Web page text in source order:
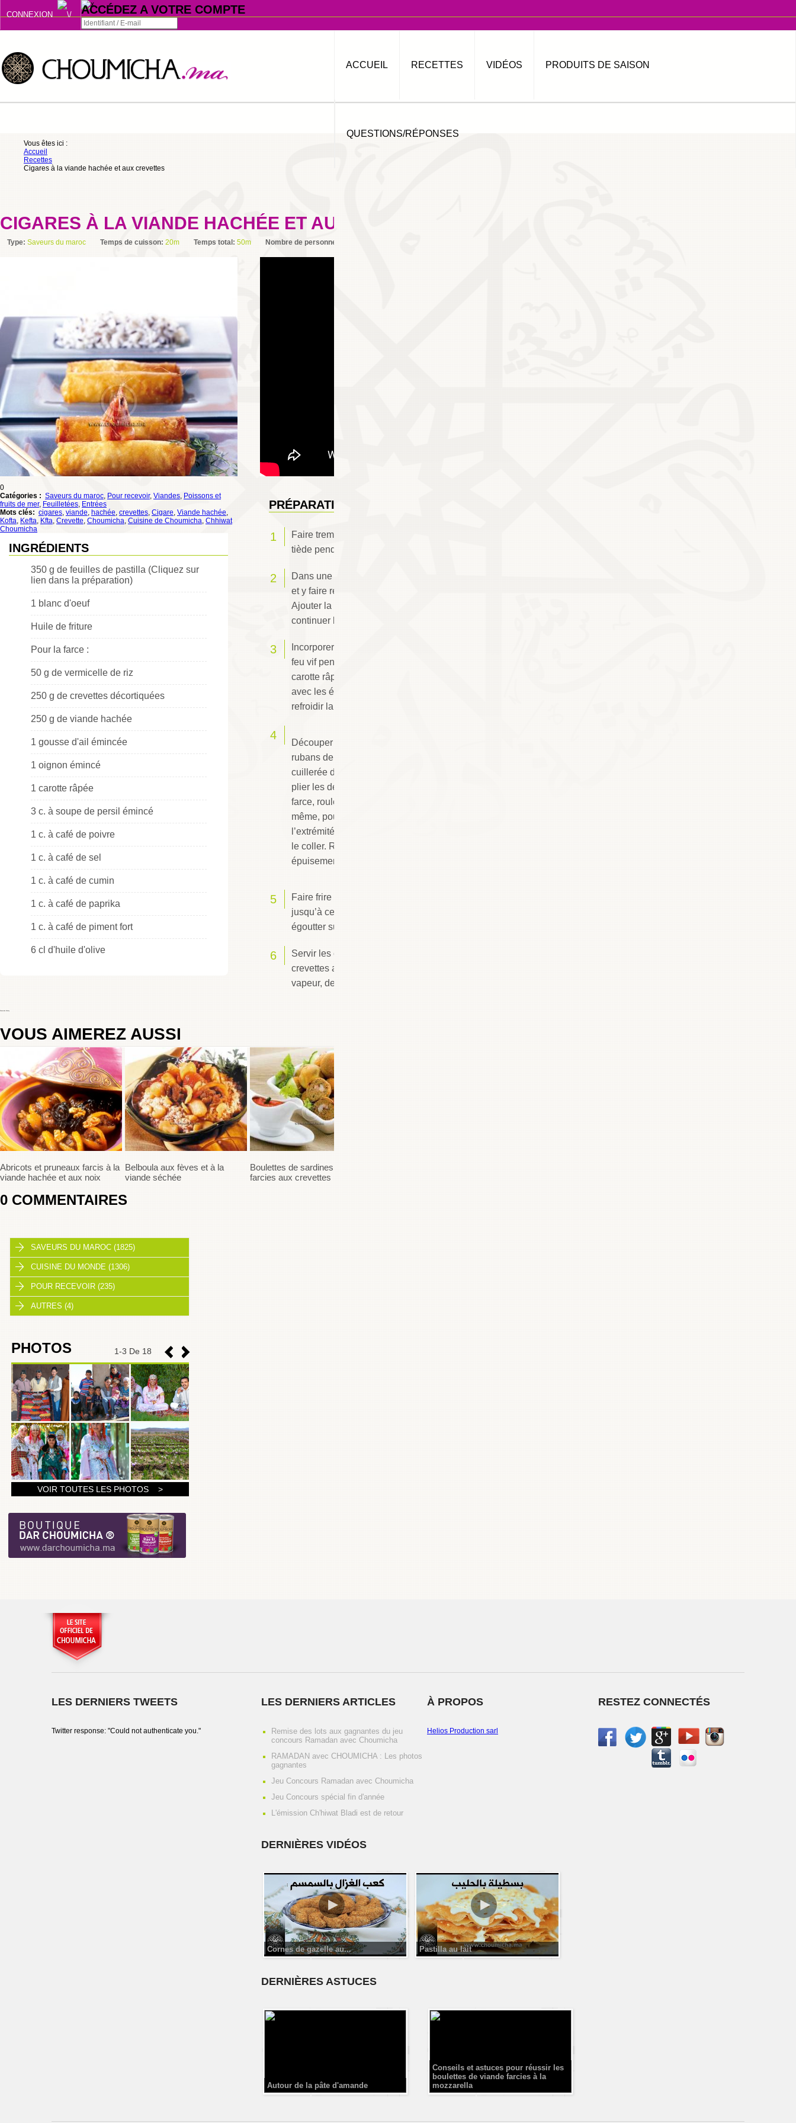
CONNEXION ACCÉDEZ A VOTRE COMPTE
Se souvenir de moi
S'INSCRIRE
ACCUEIL RECETTES VIDÉOS PRODUITS DE SAISON
QUESTIONS/RÉPONSES
Vous êtes ici :
Accueil
Recettes
Cigares à la viande hachée et aux crevettes
CIGARES À LA VIANDE HACHÉE ET AUX CREVETTES
Type: Saveurs du maroc Temps de cuisson: 20m Temps total: 50m Nombre de personnes
0
Catégories : Saveurs du maroc, Pour recevoir, Viandes, Poissons et
fruits de mer, Feuilletées, Entrées
Mots clés: cigares, viande, hachée, crevettes, Cigare, Viande hachée,
Kofta, Kefta, Kfta, Crevette, Choumicha, Cuisine de Choumicha, Chhiwat
Choumicha
INGRÉDIENTS
350 g de feuilles de pastilla (Cliquez sur
lien dans la préparation)
1 blanc d'oeuf
Huile de friture
Pour la farce :
50 g de vermicelle de riz
250 g de crevettes décortiquées
250 g de viande hachée
1 gousse d'ail émincée
1 oignon émincé
1 carotte râpée
3 c. à soupe de persil émincé
1 c. à café de poivre
1 c. à café de sel
1 c. à café de cumin
1 c. à café de paprika
1 c. à café de piment fort
6 cl d'huile d'olive
PRÉPARATION
Faire tremper le vermicelle de riz dans l’eau
tiède pendant 5 mn puis l’égoutter.
Dans une poêle, faire chauffer l'huile d’olive
et y faire revenir l’oignon et l’ail pendant 3 mn.
Ajouter la viande hachée émiettée et
continuer la cuisson pendant 3mn.
Incorporer les crevettes et les laisser cuire sur
feu vif pendant 2 mn. Retirer du feu, ajouter la
carotte râpée, le vermicelle et assaisonner
avec les épices et le persil émincé. Laisser
refroidir la farce.
Découper
rubans de taille identique. Déposer une
cuillerée de farce en haut de chaque ruban,
plier les deux côtés du ruban de feuille sur la
farce, rouler le ruban sur la farce et sur lui
même, pour obtenir un cigare. Badigeonner
l’extrémité du cigare avec le blanc d’œuf pour
le coller. Répéter l’opération jusqu’à
épuisement des ingrédients.
Faire frire les cigares dans l’huile chaude
jusqu’à ce qu’ils deviennent dorés, les
égoutter sur du papier absorbant.
Servir les cigares à la viande hachée et aux
crevettes accompagnés de riz cuit à la
vapeur, de sauces soja et de sauce d’huîtres.
VOUS AIMEREZ AUSSI
Abricots et pruneaux farcis à la
viande hachée et aux noix
Belboula aux fèves et à la
viande séchée
Boulettes de sardines panées
farcies aux crevettes
0 COMMENTAIRES
SAVEURS DU MAROC (1825)
CUISINE DU MONDE (1306)
POUR RECEVOIR (235)
AUTRES (4)
1-3 De 18
PHOTOS
1
2
VOIR TOUTES LES PHOTOS >
LES DERNIERS TWEETS
Twitter response: "Could not authenticate you."
LES DERNIERS ARTICLES
Remise des lots aux gagnantes du jeu
concours Ramadan avec Choumicha
RAMADAN avec CHOUMICHA : Les photos
gagnantes
Jeu Concours Ramadan avec Choumicha
Jeu Concours spécial fin d'année
L'émission Ch'hiwat Bladi est de retour
À PROPOS
Helios Production sarl
DERNIÈRES VIDÉOS
Cornes de gazelle au... Pastilla au lait
DERNIÈRES ASTUCES
Autour de la pâte d'amande
Conseils et astuces pour réussir les
boulettes de viande farcies à la
mozzarella
RESTEZ CONNECTÉS